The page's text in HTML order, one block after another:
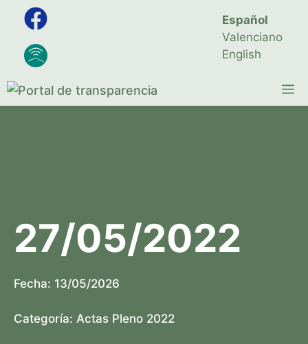
Saltar
contenido
Español
Valenciano
English
27/05/2022
Fecha: 13/05/2026
Categoría: Actas Pleno 2022